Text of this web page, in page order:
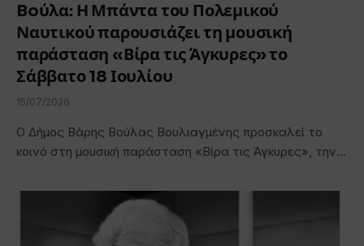
Boύλα: Η Μπάντα του Πολεμικού
Ναυτικού παρουσιάζει τη μουσική
παράσταση «Βίρα τις Άγκυρες» το
Σάββατο 18 Ιουλίου
15/07/2026
Ο Δήμος Βάρης Βούλας Βουλιαγμένης προσκαλεί το
κοινό στη μουσική παράσταση «Βίρα τις Άγκυρες», την…